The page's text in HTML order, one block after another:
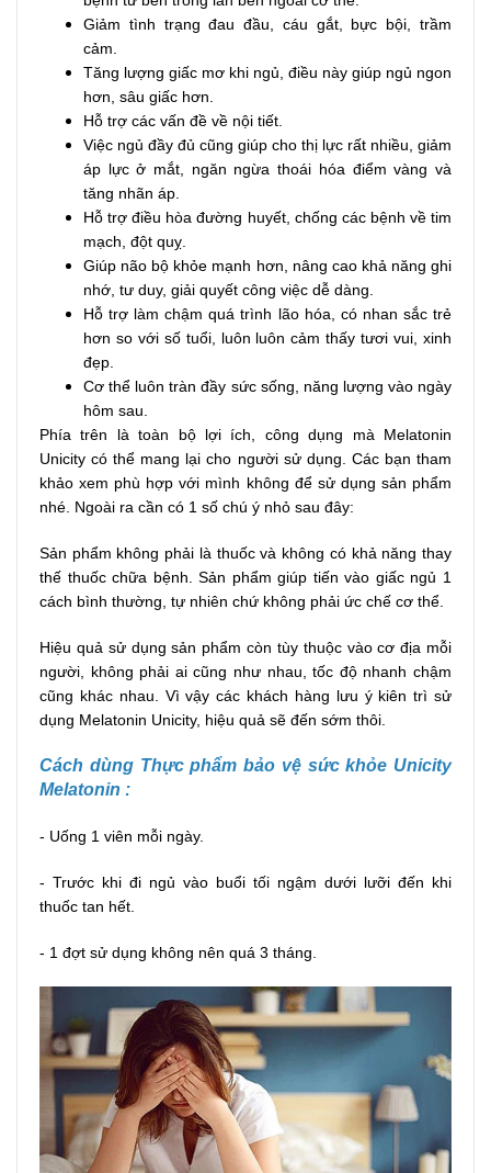
Giảm tình trạng đau đầu, cáu gắt, bực bội, trầm
cảm.
Tăng lượng giấc mơ khi ngủ, điều này giúp ngủ ngon
hơn, sâu giấc hơn.
Hỗ trợ các vấn đề về nội tiết.
Việc ngủ đầy đủ cũng giúp cho thị lực rất nhiều, giảm
áp lực ở mắt, ngăn ngừa thoái hóa điểm vàng và
tăng nhãn áp.
Hỗ trợ điều hòa đường huyết, chống các bệnh về tim
mạch, đột quỵ.
Giúp não bộ khỏe mạnh hơn, nâng cao khả năng ghi
nhớ, tư duy, giải quyết công việc dễ dàng.
Hỗ trợ làm chậm quá trình lão hóa, có nhan sắc trẻ
hơn so với số tuổi, luôn luôn cảm thấy tươi vui, xinh
đẹp.
Cơ thể luôn tràn đầy sức sống, năng lượng vào ngày
hôm sau.
Phía trên là toàn bộ lợi ích, công dụng mà Melatonin
Unicity có thể mang lại cho người sử dụng. Các bạn tham
khảo xem phù hợp với mình không để sử dụng sản phẩm
nhé. Ngoài ra cần có 1 số chú ý nhỏ sau đây:
Sản phẩm không phải là thuốc và không có khả năng thay
thế thuốc chữa bệnh. Sản phẩm giúp tiến vào giấc ngủ 1
cách bình thường, tự nhiên chứ không phải ức chế cơ thể.
Hiệu quả sử dụng sản phẩm còn tùy thuộc vào cơ địa mỗi
người, không phải ai cũng như nhau, tốc độ nhanh chậm
cũng khác nhau. Vì vậy các khách hàng lưu ý kiên trì sử
dụng Melatonin Unicity, hiệu quả sẽ đến sớm thôi.
Cách dùng Thực phẩm bảo vệ sức khỏe Unicity
Melatonin :
- Uống 1 viên mỗi ngày.
- Trước khi đi ngủ vào buổi tối ngậm dưới lưỡi đến khi
thuốc tan hết.
- 1 đợt sử dụng không nên quá 3 tháng.